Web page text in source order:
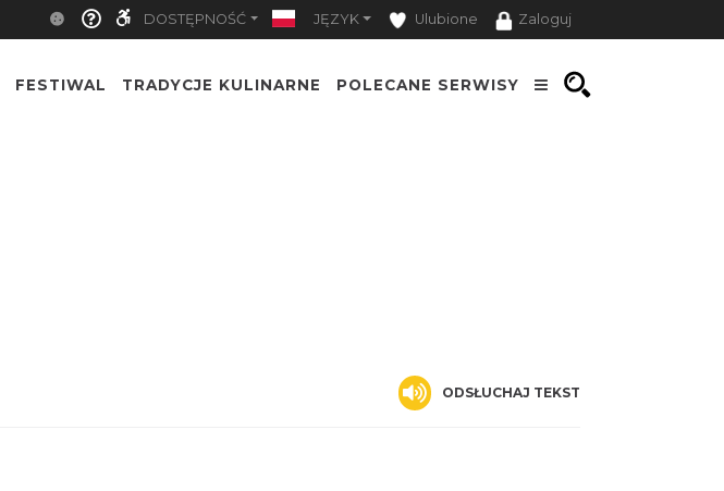
DOSTĘPNOŚĆ JĘZYK Ulubione Zaloguj
FESTIWAL TRADYCJE KULINARNE POLECANE SERWISY
ODSŁUCHAJ TEKST